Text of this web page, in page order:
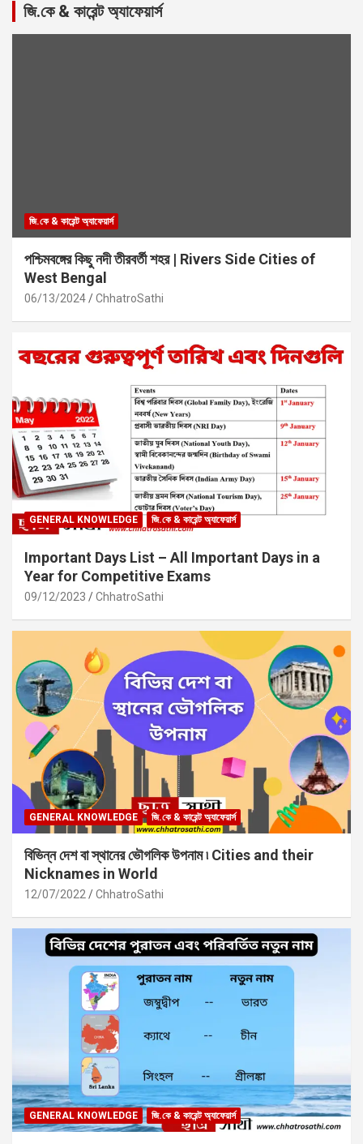
জি.কে & কারেন্ট অ্যাফেয়ার্স
জি.কে & কারেন্ট অ্যাফেয়ার্স
পশ্চিমবঙ্গের কিছু নদী তীরবর্তী শহর | Rivers Side Cities of
West Bengal
06/13/2024 ChhatroSathi
GENERAL KNOWLEDGE জি.কে & কারেন্ট অ্যাফেয়ার্স
Important Days List – All Important Days in a
Year for Competitive Exams
09/12/2023 ChhatroSathi
GENERAL KNOWLEDGE জি.কে & কারেন্ট অ্যাফেয়ার্স
বিভিন্ন দেশ বা স্থানের ভৌগলিক উপনাম ৷ Cities and their
Nicknames in World
12/07/2022 ChhatroSathi
GENERAL KNOWLEDGE জি.কে & কারেন্ট অ্যাফেয়ার্স